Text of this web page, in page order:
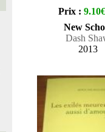
Prix : 9.10€
New
Dash
2013